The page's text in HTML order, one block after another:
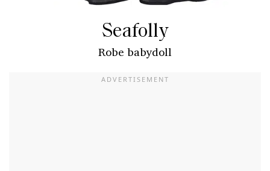
Seafolly
Robe babydoll